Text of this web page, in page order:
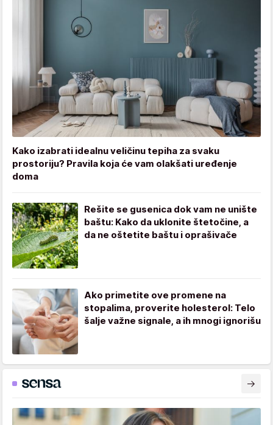
Kako izabrati idealnu veličinu tepiha za svaku
prostoriju? Pravila koja će vam olakšati uređenje
doma
Rešite se gusenica dok vam ne unište
baštu: Kako da uklonite štetočine, a
da ne oštetite baštu i oprašivače
Ako primetite ove promene na
stopalima, proverite holesterol: Telo
šalje važne signale, a ih mnogi ignorišu